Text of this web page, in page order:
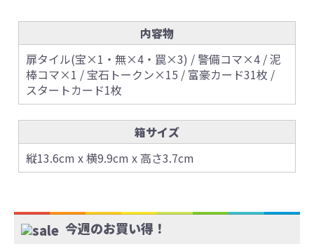
内容物
扉タイル(宝×1・無×4・罠×3) / 警備コマ×4 / 泥
棒コマ×1 / 宝石トークン×15 / 富豪カード31枚 /
スタートカード1枚
箱サイズ
縦13.6cm x 横9.9cm x 高さ3.7cm
今週のお買い得！